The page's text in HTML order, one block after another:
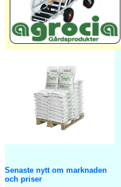
Senaste nytt om marknaden
och priser